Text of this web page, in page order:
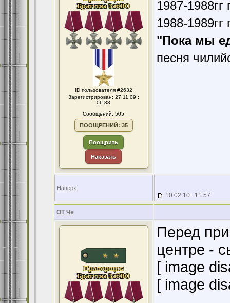
ID пользователя #2632
Зарегистрирован: 27.11.09 :
06:38
Сообщений: 505
ПООЩРЕНИЙ: 35
Поощрить
Наказать
1987-
1988-
"Пока мы
песня
Наверх
10.02.10 : 11:57
ОТ Че
Перед
центре -
[ image
[ image